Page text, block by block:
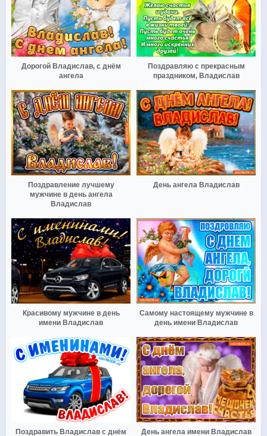
Дорогой Владислав, с днём
ангела
Поздравляю с прекрасным
праздником, Владислав
Поздравление лучшему
мужчине в день ангела
Владислав
День ангела Владислав
Красивому мужчине в день
имени Владислав
Самому настоящему мужчине в
день имени Владислав
Поздравить Владислав с днём
День ангела имени Владислав